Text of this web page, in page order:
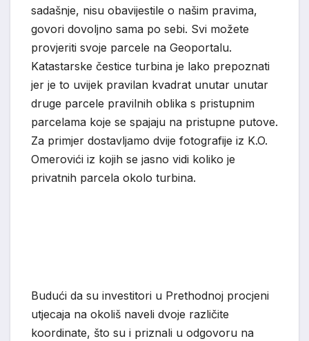
sadašnje, nisu obavijestile o našim pravima,
govori dovoljno sama po sebi. Svi možete
provjeriti svoje parcele na Geoportalu.
Katastarske čestice turbina je lako prepoznati
jer je to uvijek pravilan kvadrat unutar unutar
druge parcele pravilnih oblika s pristupnim
parcelama koje se spajaju na pristupne putove.
Za primjer dostavljamo dvije fotografije iz K.O.
Omerovići iz kojih se jasno vidi koliko je
privatnih parcela okolo turbina.
Budući da su investitori u Prethodnoj procjeni
utjecaja na okoliš naveli dvoje različite
koordinate, što su i priznali u odgovoru na